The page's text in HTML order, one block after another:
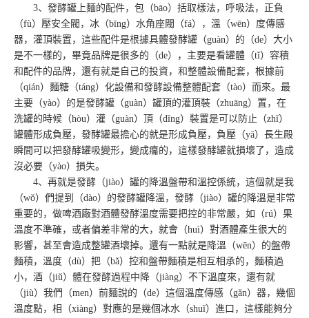
3、發酵罐上麵的配件，包（bāo）括取樣法，呼吸法，正負
（fù）壓安全閥，冰（bīng）水角座閥（fá），溫（wēn）度傳感
器，灌頂裝置，這些配件是根據具體發酵罐（guàn）的（de）大小
是不一樣的，畢竟品牌是很多的（de），主要是看罐體（tǐ）容積
和配件的品牌，還有就是自己的投資，和整體設備配套，根據前
（qián）麵糖（táng）化設備和發酵設備整體配套（tào）而來。最
主要（yào）的是發酵罐（guàn）罐頂的灌頂裝（zhuāng）置，在
洗罐的時候（hòu）灌（guàn）頂（dǐng）裝置是可以防止（zhǐ）
罐體形成負壓，發酵罐最擔心的就是形成負壓，負壓（yā）長生殿
瞬間可以把發酵罐吸變形，變成癟的，這樣發酵罐就損壞了，造成
沒必要（yào）損失。
4、再就是發酵（jiào）罐的降溫盤帶和溫控係統，這個就是我
（wǒ）們提到（dào）的發酵罐降溫，發酵（jiào）罐的降溫是非常
重要的，做啤酒廠對酒體發酵溫度需要把控的非常嚴，如（rú）果
溫度不準確，或者偏差非常的大，就會（huì）對酒體產生很大的
影響，甚至會造成整罐酒壞掉。還有一點就是降溫（wēn）的盤帶
麵積，溫度（dù）把（bǎ）控和盤帶麵積是相互相承的，麵積過
小，酒（jiǔ）體在發酵過程中降（jiàng）不下溫度來，還有就
（jiù）我們（men）前麵說的（de）這個溫度傳感（gǎn）器，幾個
溫度點，相（xiàng）對應的是幾個冰水（shuǐ）進口，這樣能夠分